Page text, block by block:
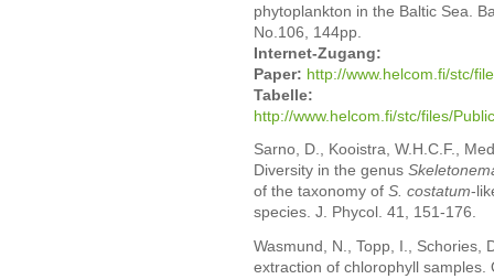
phytoplankton in the Baltic Sea.
No.106, 144pp.
Internet-Zugang:
Paper: http://www.helcom.fi/stc/
Tabelle:
http://www.helcom.fi/stc/files/
Sarno, D., Kooistra, W.H.C.F.,
Diversity in the genus
of the taxonomy of S. costatum-
species. J. Phycol. 41, 151-176.
Wasmund, N., Topp, I., Schories,
extraction of chlorophyll samples.